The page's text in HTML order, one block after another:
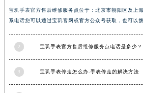
安徽省池州市贵池区长江路宝玑售后服
安徽省滁州市琅琊区南谯北路宝玑售后
宝玑手表官方售后维修服务点位于：北京市朝阳区及上
系电话您可以通过宝玑官网或官方公众号获取，也可以
2 宝玑手表官方售后维修服务点电话是多少？
3 宝玑手表停走怎么办-手表停走的解决方法